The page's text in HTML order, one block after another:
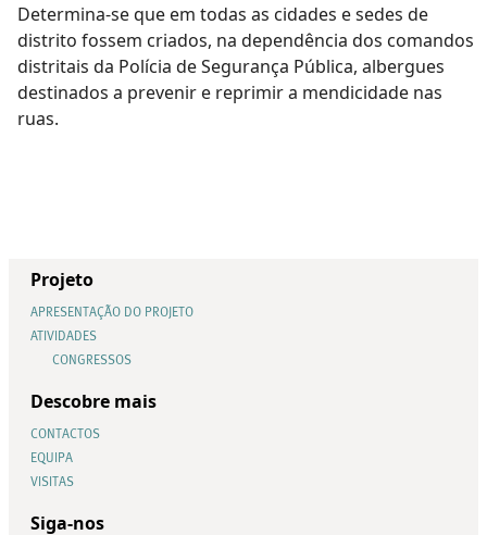
Determina-se que em todas as cidades e sedes de
distrito fossem criados, na dependência dos comandos
distritais da Polícia de Segurança Pública, albergues
destinados a prevenir e reprimir a mendicidade nas
ruas.
Projeto
APRESENTAÇÃO DO PROJETO
ATIVIDADES
CONGRESSOS
Descobre mais
CONTACTOS
EQUIPA
VISITAS
Siga-nos